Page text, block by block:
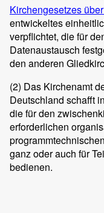
Kirchengesetzes
entwickeltes
verpflichtet, die für
Datenaustausch
den anderen
(2) Das Kirchenamt
Deutschland schafft
die für den
erforderlichen
ganz oder auch für
bedienen.